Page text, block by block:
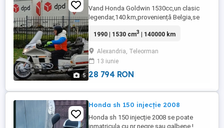
5
Vand Honda Goldwin 1530cc,un clasic
legendar,140.km,proveniență Belgia,se
investiții cauciucuri noi,motor servisat cu
posibil schimb cu auto clasic American
.se poate inscrie ca istoric,fara taxe.
WhatsApp 00trei,p ...
1990 | 1530 cm3 | 140000 km
Alexandria, Teleorman
13 iunie
28 794 RON
Honda sh 150 injecție 2008
Honda sh 150 injecție 2008 se poate
inmatricula cu nr negre sau galbene !